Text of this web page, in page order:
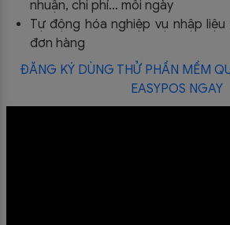
nhuận, chi phí… mỗi ngày
Tự động hóa nghiệp vụ nhập
đơn hàng
ĐĂNG KÝ DÙNG THỬ PHẦN MỀM
EASYPOS NGAY